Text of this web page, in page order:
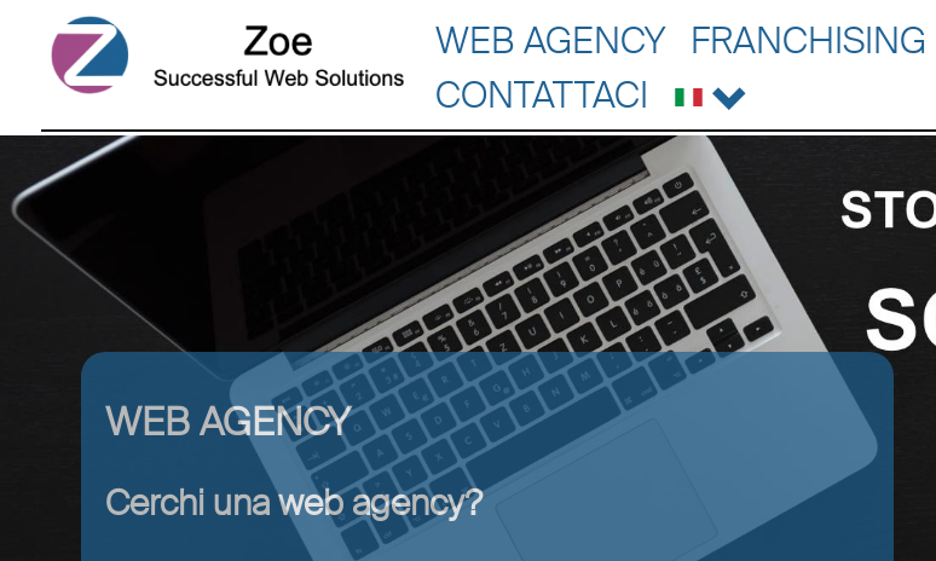
WEB AGENCY FRANCHISING
CONTATTACI
WEB AGENCY
Cerchi una web agency?